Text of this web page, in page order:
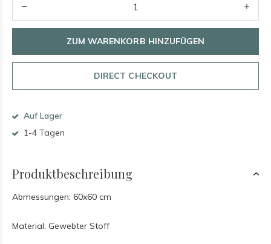
ZUM WARENKORB HINZUFÜGEN
DIRECT CHECKOUT
Auf Lager
1-4 Tagen
Produktbeschreibung
Abmessungen: 60x60 cm
Material: Gewebter Stoff